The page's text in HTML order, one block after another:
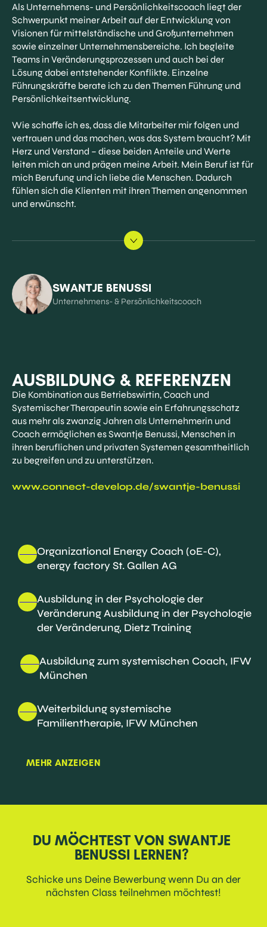
Als Unternehmens- und Persönlichkeitscoach liegt der
Schwerpunkt meiner Arbeit auf der Entwicklung von
Visionen für mittelständische und Großunternehmen
sowie einzelner Unternehmensbereiche. Ich begleite
Teams in Veränderungsprozessen und auch bei der
Lösung dabei entstehender Konflikte. Einzelne
Führungskräfte berate ich zu den Themen Führung und
Persönlichkeitsentwicklung.
Wie schaffe ich es, dass die Mitarbeiter mir folgen und
vertrauen und das machen, was das System braucht? Mit
Herz und Verstand – diese beiden Anteile und Werte
leiten mich an und prägen meine Arbeit. Mein Beruf ist für
mich Berufung und ich liebe die Menschen. Dadurch
fühlen sich die Klienten mit ihren Themen angenommen
und erwünscht.
SWANTJE BENUSSI
Unternehmens- & Persönlichkeitscoach
AUSBILDUNG & REFERENZEN
Die Kombination aus Betriebswirtin, Coach und
Systemischer Therapeutin sowie ein Erfahrungsschatz
aus mehr als zwanzig Jahren als Unternehmerin und
Coach ermöglichen es Swantje Benussi, Menschen in
ihren beruflichen und privaten Systemen gesamtheitlich
zu begreifen und zu unterstützen.
www.connect-develop.de/swantje-benussi
Organizational Energy Coach (oE-C),
energy factory St. Gallen AG
Ausbildung in der Psychologie der
Veränderung Ausbildung in der Psychologie
der Veränderung, Dietz Training
Ausbildung zum systemischen Coach, IFW
München
Weiterbildung systemische
Familientherapie, IFW München
MEHR ANZEIGEN
DU MÖCHTEST VON SWANTJE
BENUSSI LERNEN?
Schicke uns Deine Bewerbung wenn Du an der
nächsten Class teilnehmen möchtest!